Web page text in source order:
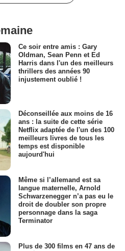
Ce soir entre amis : Gary
Oldman, Sean Penn et Ed
Harris dans l'un des meilleurs
thrillers des années 90
injustement oublié !
Déconseillée aux moins de 16
ans : la suite de cette série
Netflix adaptée de l'un des 100
meilleurs livres de tous les
temps est disponible
aujourd'hui
Même si l’allemand est sa
langue maternelle, Arnold
Schwarzenegger n’a pas eu le
droit de doubler son propre
personnage dans la saga
Terminator
Plus de 300 films en 47 ans de